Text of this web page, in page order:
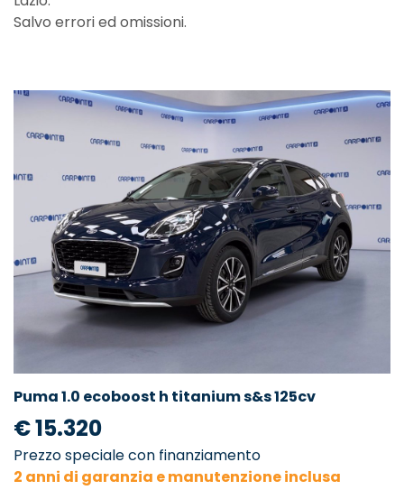
Salvo errori ed omissioni.
Puma 1.0 ecoboost h titanium s&s 125cv
€ 15.320
Prezzo speciale con finanziamento
2 anni di garanzia e manutenzione inclusa